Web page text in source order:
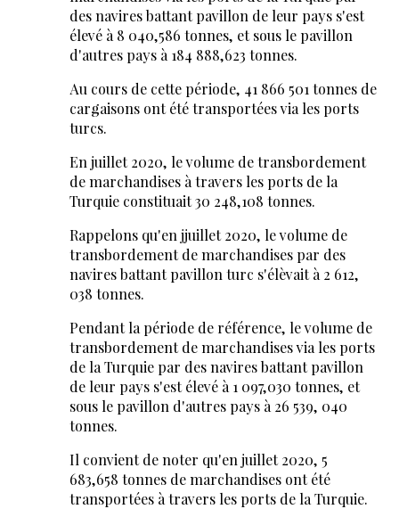
des navires battant pavillon de leur pays s'est
élevé à 8 040,586 tonnes, et sous le pavillon
d'autres pays à 184 888,623 tonnes.
Au cours de cette période, 41 866 501 tonnes de
cargaisons ont été transportées via les ports
turcs.
En juillet 2020, le volume de transbordement
de marchandises à travers les ports de la
Turquie constituait 30 248,108 tonnes.
Rappelons qu'en jjuillet 2020, le volume de
transbordement de marchandises par des
navires battant pavillon turc s'élèvait à 2 612,
038 tonnes.
Pendant la période de référence, le volume de
transbordement de marchandises via les ports
de la Turquie par des navires battant pavillon
de leur pays s'est élevé à 1 097,030 tonnes, et
sous le pavillon d'autres pays à 26 539, 040
tonnes.
Il convient de noter qu'en juillet 2020, 5
683,658 tonnes de marchandises ont été
transportées à travers les ports de la Turquie.